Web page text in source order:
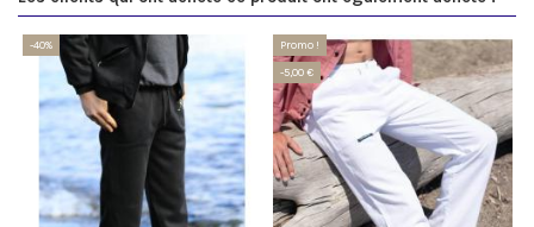
-40% Promo !
-5,00 €